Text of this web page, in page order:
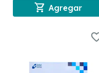
shopping_cart Agregar